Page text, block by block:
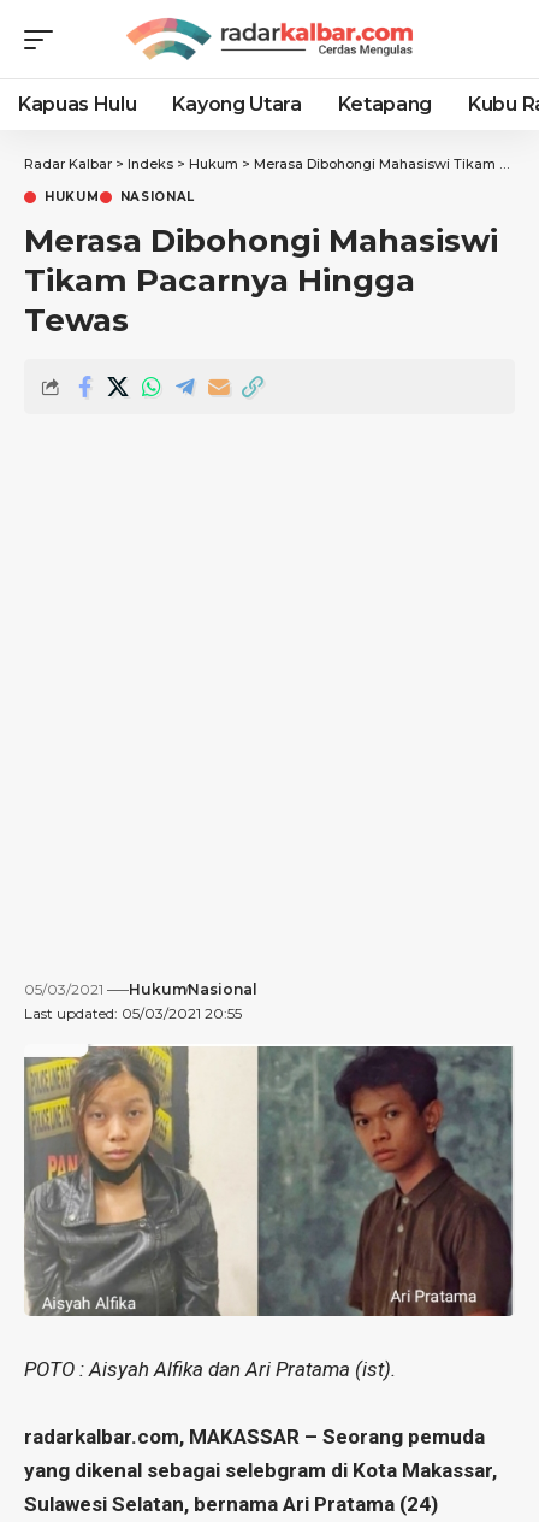
Kapuas Hulu Kayong Utara Ketapang Kubu
Radar Kalbar > Indeks > Hukum > Merasa Dibohongi Mahasiswi Tikam Pacarnya Hingga Tewas
HUKUM NASIONAL
Merasa Dibohongi Mahasiswi
Tikam Pacarnya Hingga
Tewas
Last updated: 05/03/2021 20:55
05/03/2021 HukumNasional
POTO : Aisyah Alfika dan Ari Pratama (ist).
radarkalbar.com, MAKASSAR – Seorang pemuda
yang dikenal sebagai selebgram di Kota Makassar,
Sulawesi Selatan, bernama Ari Pratama (24)